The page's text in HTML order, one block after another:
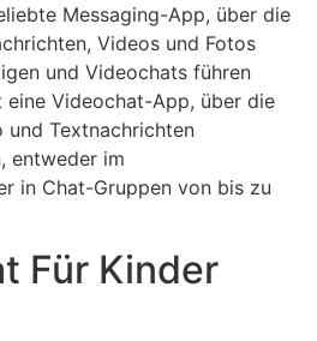
Messaging-App, über die
Videos und Fotos
und Videochats führen
Videochat-App, über die
und Textnachrichten
entweder im
in Chat-Gruppen von bis zu
Für Kinder